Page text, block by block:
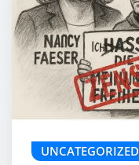
UNCATEGORIZED